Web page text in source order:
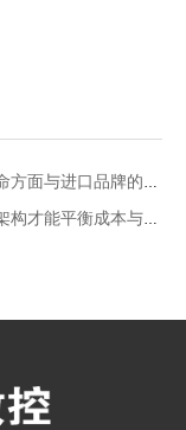
品牌的具体差距有多大?
平衡成本与可靠性?